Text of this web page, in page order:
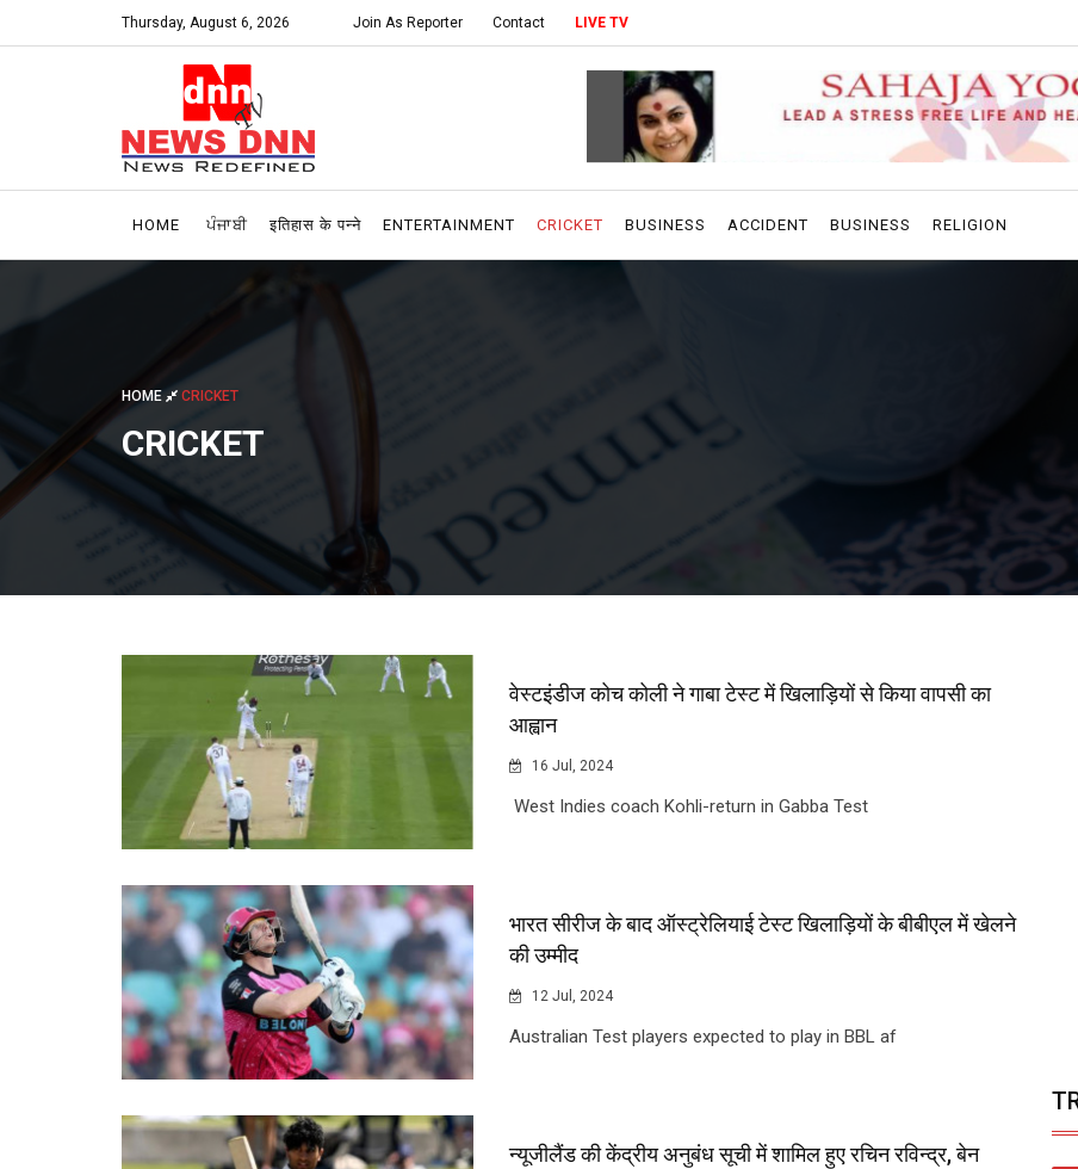
Thursday, August 6, 2026 Join As Reporter Contact LIVE TV
HOME ਪੰਜਾਬੀ इतिहास के पन्ने ENTERTAINMENT CRICKET BUSINESS ACCIDENT BUSINESS RELIGION
HOME CRICKET
CRICKET
वेस्टइंडीज कोच कोली ने गाबा टेस्ट में खिलाड़ियों से किया वापसी का
आह्वान
16 Jul, 2024
West Indies coach Kohli-return in Gabba Test
भारत सीरीज के बाद ऑस्ट्रेलियाई टेस्ट खिलाड़ियों के बीबीएल में खेलने
की उम्मीद
12 Jul, 2024
Australian Test players expected to play in BBL af
न्यूजीलैंड की केंद्रीय अनुबंध सूची में शामिल हुए रचिन रविन्द्र, बेन